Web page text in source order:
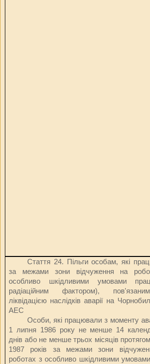
Стаття 24. Пільги особам, які
за межами зони відчуження на
особливо шкідливими умовами
радіаційним фактором),
ліквідацією наслідків аварії на
АЕС
Особи, які працювали з моменту
1 липня 1986 року не менше 14
днів або не менше трьох місяців
1987 років за межами зони
роботах з особливо шкідливими